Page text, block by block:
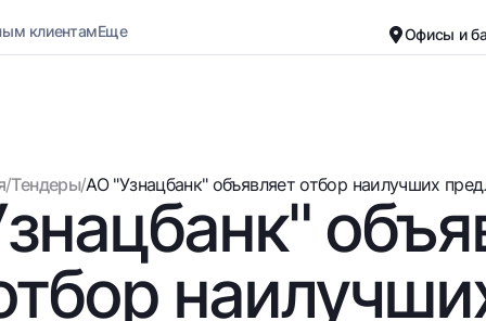
Вклады
Для всех
До востребования
Карты
Бесплатные
Премиальные
клиентамЕще Офисы и
Черно-белая версия
Включить озвучивание
/Тендеры/АО "Узнацбанк" объявляет отбор наилучших